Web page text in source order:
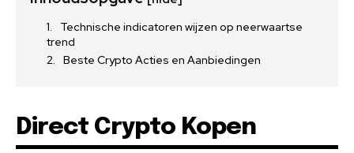
Technische indicatoren wijzen op neerwaartse
trend
Beste Crypto Acties en Aanbiedingen
Direct Crypto Kopen